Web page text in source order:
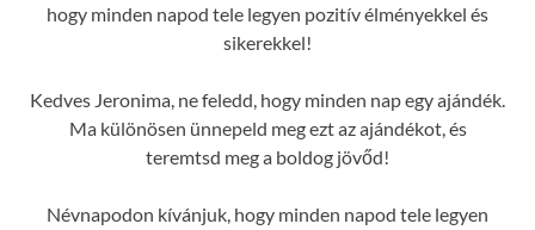
hogy minden napod tele legyen pozitív élményekkel és
sikerekkel!
Kedves Jeronima, ne feledd, hogy minden nap egy ajándék.
Ma különösen ünnepeld meg ezt az ajándékot, és
teremtsd meg a boldog jövőd!
Névnapodon kívánjuk, hogy minden napod tele legyen